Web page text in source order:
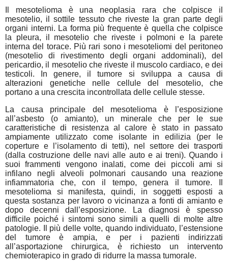
Il mesotelioma è una neoplasia rara che colpisce il
mesotelio, il sottile tessuto che riveste la gran parte degli
organi interni. La forma più frequente è quella che colpisce
la pleura, il mesotelio che riveste i polmoni e la parete
interna del torace. Più rari sono i mesoteliomi del peritoneo
(mesotelio di rivestimento degli organi addominali), del
pericardio, il mesotelio che riveste il muscolo cardiaco, e dei
testicoli. In genere, il tumore si sviluppa a causa di
alterazioni genetiche nelle cellule del mesotelio, che
portano a una crescita incontrollata delle cellule stesse.
La causa principale del mesotelioma è l’esposizione
all’asbesto (o amianto), un minerale che per le sue
caratteristiche di resistenza al calore è stato in passato
ampiamente utilizzato come isolante in edilizia (per le
coperture e l’isolamento di tetti), nel settore dei trasporti
(dalla costruzione delle navi alle auto e ai treni). Quando i
suoi frammenti vengono inalati, come dei piccoli ami si
infilano negli alveoli polmonari causando una reazione
infiammatoria che, con il tempo, genera il tumore. Il
mesotelioma si manifesta, quindi, in soggetti esposti a
questa sostanza per lavoro o vicinanza a fonti di amianto e
dopo decenni dall’esposizione. La diagnosi è spesso
difficile poiché i sintomi sono simili a quelli di molte altre
patologie. Il più delle volte, quando individuato, l’estensione
del tumore è ampia, e per i pazienti indirizzati
all’asportazione chirurgica, è richiesto un intervento
chemioterapico in grado di ridurre la massa tumorale.